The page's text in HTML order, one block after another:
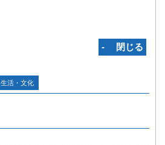
‐ 閉じる
生活・文化